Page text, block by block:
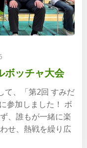
ボッチャ大会
て、「第2回 すみだ
参加しました！ ボ
、誰もが一緒に楽
せ、熱戦を繰り広